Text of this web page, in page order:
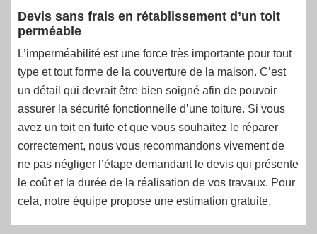
Devis sans frais en rétablissement d’un toit
perméable
L’imperméabilité est une force très importante pour tout
type et tout forme de la couverture de la maison. C’est
un détail qui devrait être bien soigné afin de pouvoir
assurer la sécurité fonctionnelle d’une toiture. Si vous
avez un toit en fuite et que vous souhaitez le réparer
correctement, nous vous recommandons vivement de
ne pas négliger l’étape demandant le devis qui présente
le coût et la durée de la réalisation de vos travaux. Pour
cela, notre équipe propose une estimation gratuite.